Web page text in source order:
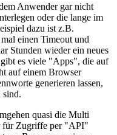
Anwender gar nicht
oder die lange im
dazu ist z.B.
einen Timeout und
Stunden wieder ein neues
es viele "Apps", die auf
auf einem Browser
generieren lassen,
sind.
quasi die Multi
für Zugriffe per "API"